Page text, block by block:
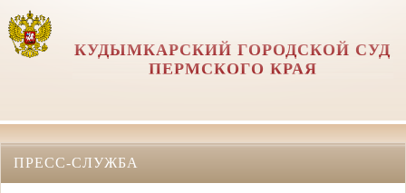
КУДЫМКАРСКИЙ ГОРОДСКОЙ СУД
ПЕРМСКОГО КРАЯ
ПРЕСС-СЛУЖБА